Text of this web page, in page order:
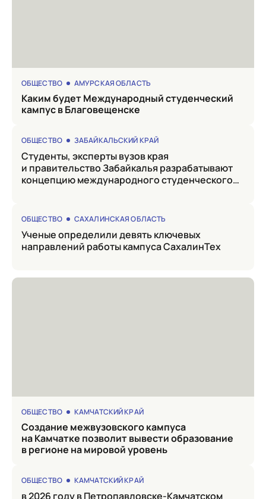
ОБЩЕСТВО АМУРСКАЯ ОБЛАСТЬ
Каким будет Международный студенческий
кампус в Благовещенске
ОБЩЕСТВО ЗАБАЙКАЛЬСКИЙ КРАЙ
Студенты, эксперты вузов края
и правительство Забайкалья разрабатывают
концепцию международного студенческого
ОБЩЕСТВО САХАЛИНСКАЯ ОБЛАСТЬ
Ученые определили девять ключевых
направлений работы кампуса СахалинТех
ОБЩЕСТВО КАМЧАТСКИЙ КРАЙ
Создание межвузовского кампуса
на Камчатке позволит вывести образование
в регионе на мировой уровень
ОБЩЕСТВО КАМЧАТСКИЙ КРАЙ
в 2026 году в Петропавловске-Камчатском